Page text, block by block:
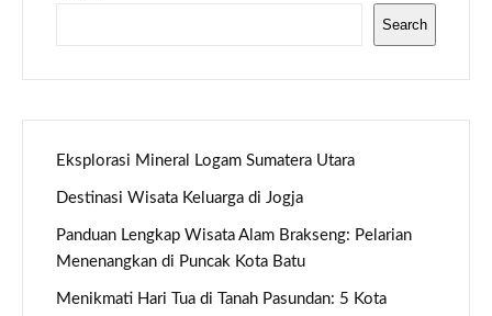
Search
Eksplorasi Mineral Logam Sumatera Utara
Destinasi Wisata Keluarga di Jogja
Panduan Lengkap Wisata Alam Brakseng: Pelarian
Menenangkan di Puncak Kota Batu
Menikmati Hari Tua di Tanah Pasundan: 5 Kota